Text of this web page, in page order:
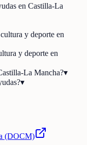
en Castilla-La
y deporte en
y deporte en
La Mancha?▾
▾
(DOCM)